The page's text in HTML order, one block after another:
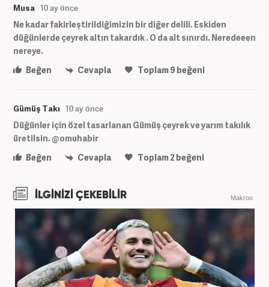
Musa 10 ay önce
Ne kadar fakirleştirildiğimizin bir diğer delili. Eskiden
düğünlerde çeyrek altın takardık . O da alt sınırdı. Neredeeen
nereye.
Beğen
Cevapla Toplam9 beğeni
Gümüş Takı 10 ay önce
Düğünler için özel tasarlanan Gümüş çeyrek ve yarım takılık
üretilsin. @omuhabir
Beğen
Cevapla Toplam2beğeni
İLGİNİZİ ÇEKEBİLİR Makroo